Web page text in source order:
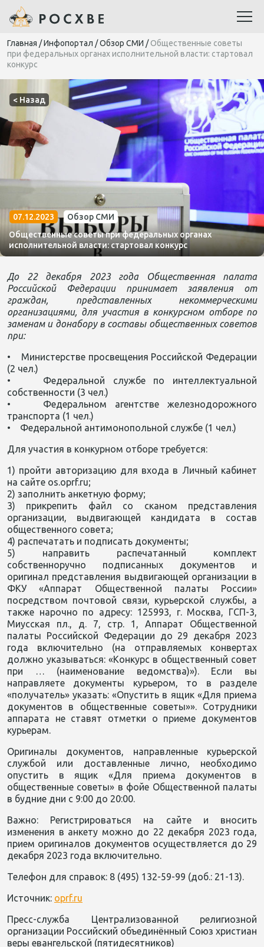
Главная /Инфопортал /Обзор СМИ /Общественные советы
при федеральных органах исполнительной власти: стартовал
конкурс
< Назад
07.12.2023
Обзор СМИ
Общественные советы при федеральных органах
исполнительной власти: стартовал конкурс
До 22 декабря 2023 года Общественная палата
Российской Федерации принимает заявления от
граждан, представленных некоммерческими
организациями, для участия в конкурсном отборе по
заменам и донабору в составы общественных советов
при:
• Министерстве просвещения Российской Федерации
(2 чел.)
• Федеральной службе по интеллектуальной
собственности (3 чел.)
• Федеральном агентстве железнодорожного
транспорта (1 чел.)
• Федеральной антимонопольной службе (1 чел.)
Для участия в конкурном отборе требуется:
1) пройти авторизацию для входа в Личный кабинет
на сайте os.oprf.ru;
2) заполнить анкетную форму;
3) прикрепить файл со сканом представления
организации, выдвигающей кандидата в состав
общественного совета;
4) распечатать и подписать документы;
5) направить распечатанный комплект
собственноручно подписанных документов и
оригинал представления выдвигающей организации в
ФКУ «Аппарат Общественной палаты России»
посредством почтовой связи, курьерской службы, а
также нарочно по адресу: 125993, г. Москва, ГСП-3,
Миусская пл., д. 7, стр. 1, Аппарат Общественной
палаты Российской Федерации до 29 декабря 2023
года включительно (на отправляемых конвертах
должно указываться: «Конкурс в общественный совет
при … (наименование ведомства)»). Если вы
направляете документы курьером, то в разделе
«получатель» указать: «Опустить в ящик «Для приема
документов в общественные советы»». Сотрудники
аппарата не ставят отметки о приеме документов
курьерам.
Оригиналы документов, направленные курьерской
службой или доставленные лично, необходимо
опустить в ящик «Для приема документов в
общественные советы» в фойе Общественной палаты
в будние дни с 9:00 до 20:00.
Важно: Регистрироваться на сайте и вносить
изменения в анкету можно до 22 декабря 2023 года,
прием оригиналов документов осуществляется до 29
декабря 2023 года включительно.
Телефон для справок: 8 (495) 132-59-99 (доб.: 21-13).
Источник: oprf.ru
Пресс-служба Централизованной религиозной
организации Российский объединённый Союз христиан
веры евангельской (пятидесятников)